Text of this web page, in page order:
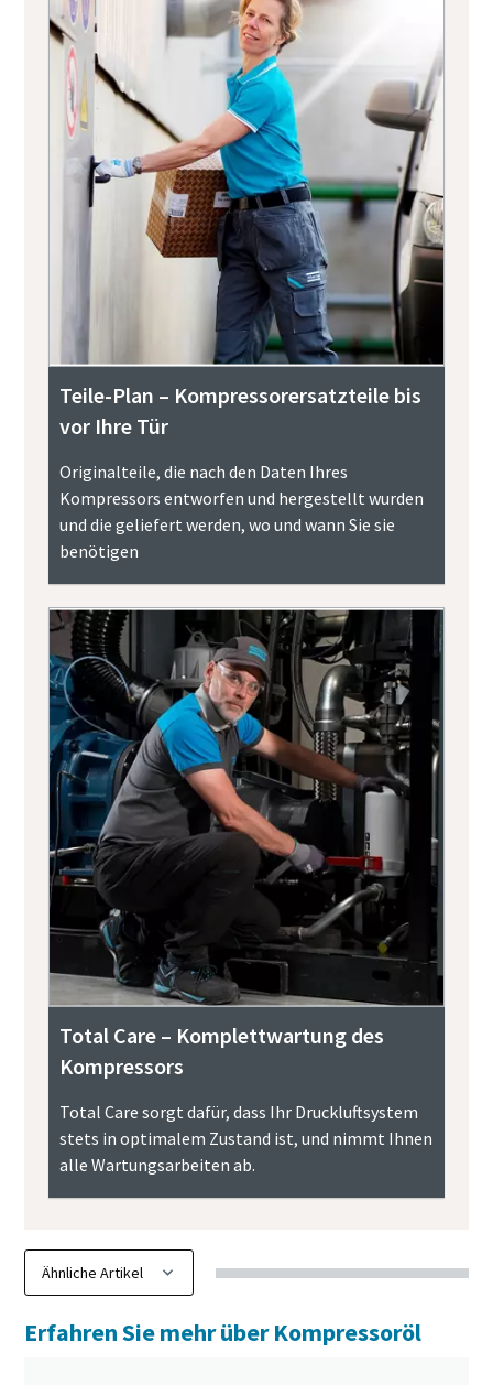
Teile-Plan – Kompressorersatzteile bis
vor Ihre Tür
Originalteile, die nach den Daten Ihres
Kompressors entworfen und hergestellt wurden
und die geliefert werden, wo und wann Sie sie
benötigen
Total Care – Komplettwartung des
Kompressors
Total Care sorgt dafür, dass Ihr Druckluftsystem
stets in optimalem Zustand ist, und nimmt Ihnen
alle Wartungsarbeiten ab.
Erfahren Sie mehr über Kompressoröl